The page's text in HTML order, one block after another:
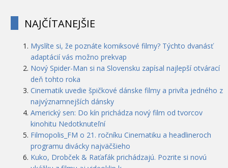
NAJČÍTANEJŠIE
Myslíte si, že poznáte komiksové filmy? Týchto dvanásť
adaptácií vás možno prekvap
Nový Spider-Man si na Slovensku zapísal najlepší otvárací
deň tohto roka
Cinematik uvedie špičkové dánske filmy a privíta jedného z
najvýznamnejších dánsky
Americký sen: Do kín prichádza nový film od tvorcov
kinohitu Nedotknuteľní
Filmopolis_FM o 21. ročníku Cinematiku a headlineroch
programu divácky najväčšieho
Kuko, Drobček & Raťafák prichádzajú. Pozrite si novú